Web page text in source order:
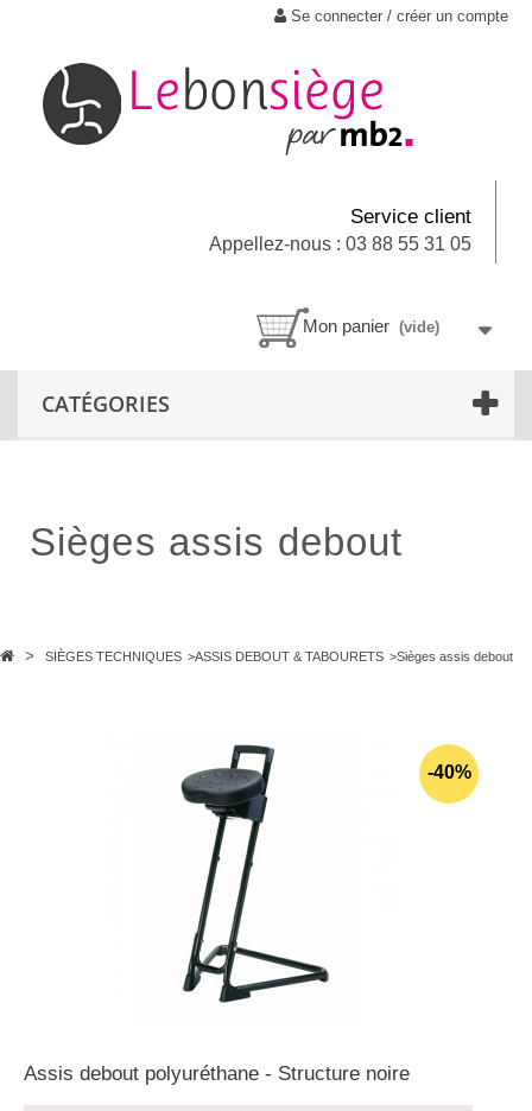
Se connecter / créer un compte
Service client
Appellez-nous : 03 88 55 31 05
Mon panier (vide)
CATÉGORIES
Sièges assis debout
> SIÈGES TECHNIQUES >ASSIS DEBOUT & TABOURETS >Sièges assis debout
-40%
Assis debout polyuréthane - Structure noire